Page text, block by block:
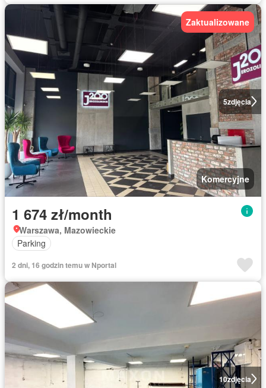
5zdjęcia
Zaktualizowane
Komercyjne
1 674 zł/month
Warszawa, Mazowieckie
Parking
2 dni, 16 godzin temu w Nportal
10zdjęcia